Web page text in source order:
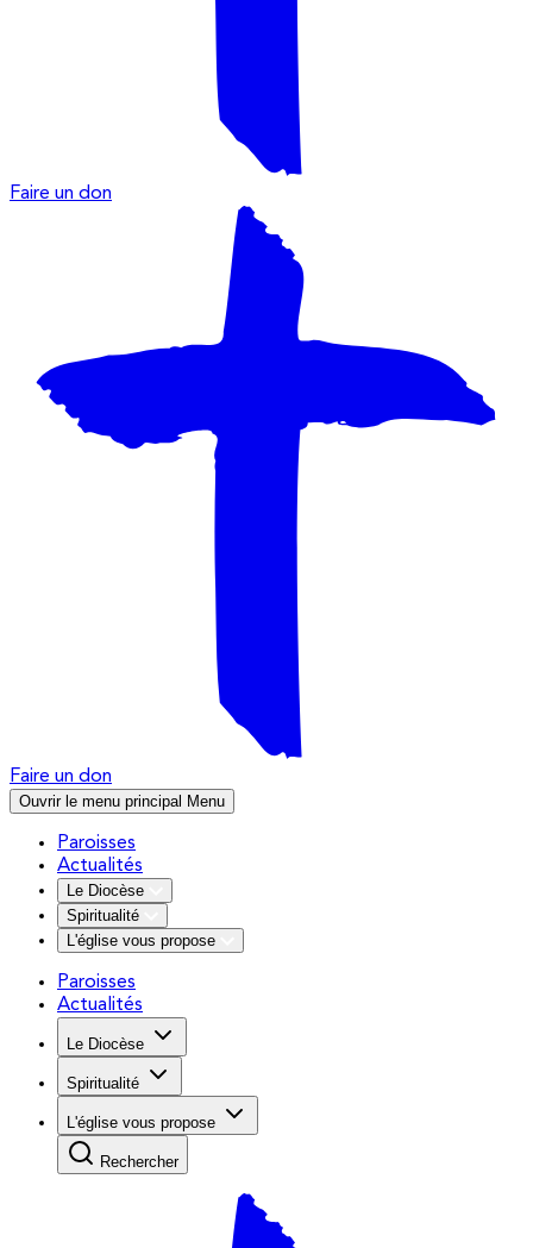
Faire un don
Faire un don
Ouvrir le menu principal Menu
Paroisses
Actualités
Le Diocèse
Spiritualité
L'église vous propose
Paroisses
Actualités
Le Diocèse
Spiritualité
L'église vous propose
Rechercher